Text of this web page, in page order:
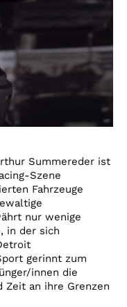
Summereder ist
Szene
Fahrzeuge
nur wenige
in der sich
gerinnt zum
innen die
Zeit an ihre Grenzen